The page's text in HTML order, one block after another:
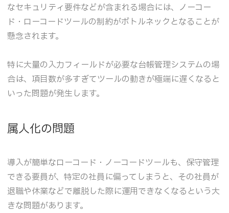
なセキュリティ要件などが含まれる場合には、ノーコー
ド・ローコードツールの制約がボトルネックとなることが
懸念されます。
特に大量の入力フィールドが必要な台帳管理システムの場
合は、項目数が多すぎてツールの動きが極端に遅くなると
いった問題が発生します。
属人化の問題
導入が簡単なローコード・ノーコードツールも、保守管理
できる要員が、特定の社員に偏ってしまうと、その社員が
退職や休業などで離脱した際に運用できなくなるという大
きな問題があります。